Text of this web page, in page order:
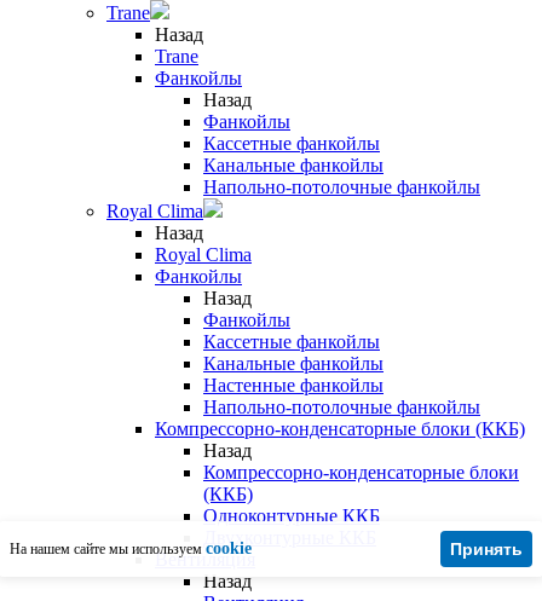
Trane
Назад
Trane
Фанкойлы
Назад
Фанкойлы
Кассетные фанкойлы
Канальные фанкойлы
Напольно-потолочные фанкойлы
Royal Clima
Назад
Royal Clima
Фанкойлы
Назад
Фанкойлы
Кассетные фанкойлы
Канальные фанкойлы
Настенные фанкойлы
Напольно-потолочные фанкойлы
Компрессорно-конденсаторные блоки (ККБ)
Назад
Компрессорно-конденсаторные блоки
(ККБ)
Одноконтурные ККБ
Двухконтурные ККБ
Вентиляция
Назад
На нашем сайте мы используем cookie Принять